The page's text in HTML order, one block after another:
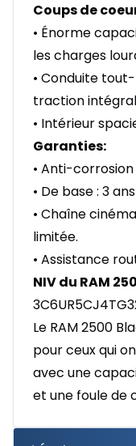
Coups de
• Énorme
les charges
• Conduite
traction
• Intérieur
Garanties:
• Anti-corrosion
• De base : 3
• Chaîne
limitée.
• Assistance
NIV du RAM
Le RAM 2500
pour ceux qui
avec une
et une foule de